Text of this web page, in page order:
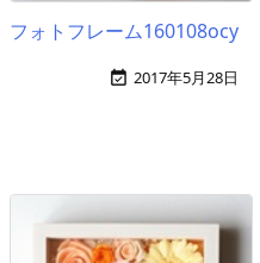
フォトフレーム160108ocy
 2017年5月28日